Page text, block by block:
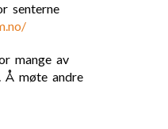
senterne
mange av
Å møte andre